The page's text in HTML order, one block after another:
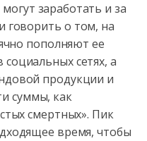
заработать и за
говорить о том, на
пополняют ее
сетях, а
продукции и
суммы, как
смертных». Пик
время, чтобы